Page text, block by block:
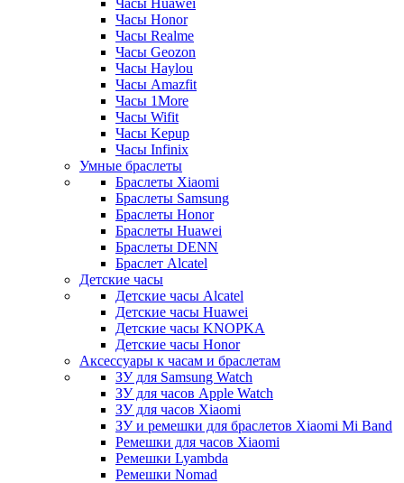
Часы Huawei
Часы Honor
Часы Realme
Часы Geozon
Часы Haylou
Часы Amazfit
Часы 1More
Часы Wifit
Часы Kepup
Часы Infinix
Умные браслеты
Браслеты Xiaomi
Браслеты Samsung
Браслеты Honor
Браслеты Huawei
Браслеты DENN
Браслет Alcatel
Детские часы
Детские часы Alcatel
Детские часы Huawei
Детские часы KNOPKA
Детские часы Honor
Аксессуары к часам и браслетам
ЗУ для Samsung Watch
ЗУ для часов Apple Watch
ЗУ для часов Xiaomi
ЗУ и ремешки для браслетов Xiaomi Mi Band
Ремешки для часов Xiaomi
Ремешки Lyambda
Ремешки Nomad